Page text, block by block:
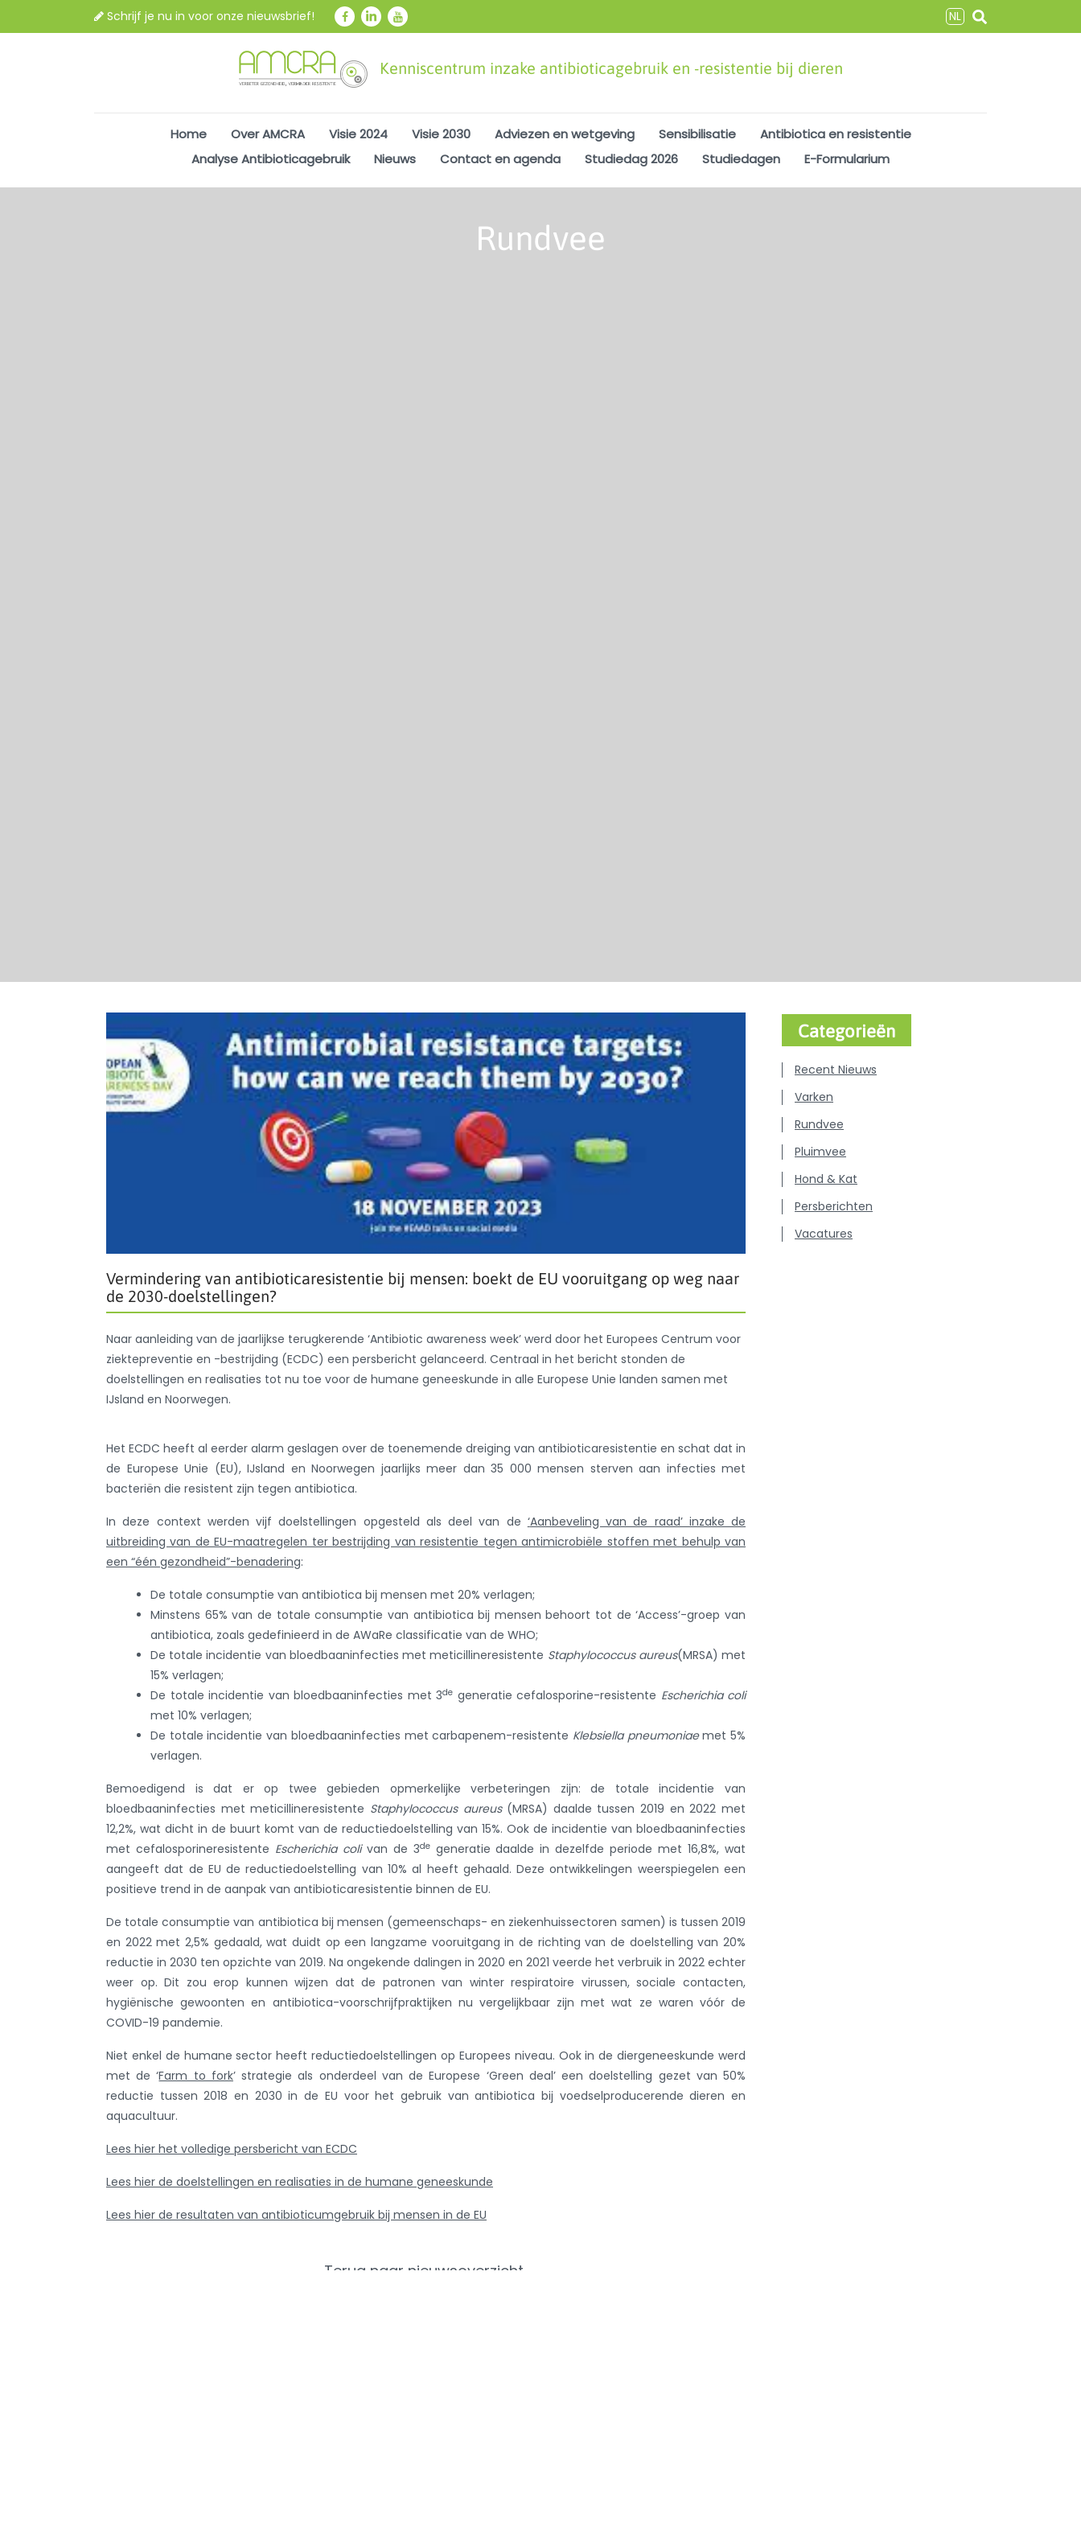
Schrijf je nu in voor onze nieuwsbrief! NL
Kenniscentrum inzake antibioticagebruik en -resistentie bij dieren
Home Over AMCRA Visie 2024 Visie 2030 Adviezen en wetgeving Sensibilisatie
Antibiotica en resistentie
Analyse Antibioticagebruik
Nieuws Contact en agenda Studiedag 2026 Studiedagen E-Formularium
Rundvee
Vermindering van antibioticaresistentie bij mensen: boekt de EU vooruitgang op weg naar
de 2030-doelstellingen?
Naar aanleiding van de jaarlijkse terugkerende ‘Antibiotic awareness week’ werd door het Europees Centrum voor
ziektepreventie en -bestrijding (ECDC) een persbericht gelanceerd. Centraal in het bericht stonden de
doelstellingen en realisaties tot nu toe voor de humane geneeskunde in alle Europese Unie landen samen met
IJsland en Noorwegen.
Het ECDC heeft al eerder alarm geslagen over de toenemende dreiging van antibioticaresistentie en schat dat in
de Europese Unie (EU), IJsland en Noorwegen jaarlijks meer dan 35 000 mensen sterven aan infecties met
bacteriën die resistent zijn tegen antibiotica.
In deze context werden vijf doelstellingen opgesteld als deel van de ‘Aanbeveling van de raad’ inzake de
uitbreiding van de EU-maatregelen ter bestrijding van resistentie tegen antimicrobiële stoffen met behulp van
een “één gezondheid”-benadering:
De totale consumptie van antibiotica bij mensen met 20% verlagen;
Minstens 65% van de totale consumptie van antibiotica bij mensen behoort tot de ‘Access’-groep van
antibiotica, zoals gedefinieerd in de AWaRe classificatie van de WHO;
De totale incidentie van bloedbaaninfecties met meticillineresistente Staphylococcus aureus(MRSA) met
15% verlagen;
De totale incidentie van bloedbaaninfecties met 3de generatie cefalosporine-resistente Escherichia coli
met 10% verlagen;
De totale incidentie van bloedbaaninfecties met carbapenem-resistente Klebsiella pneumoniaemet 5%
verlagen.
Bemoedigend is dat er op twee gebieden opmerkelijke verbeteringen zijn: de totale incidentie van
bloedbaaninfecties met meticillineresistente Staphylococcus aureus(MRSA) daalde tussen 2019 en 2022 met
12,2%, wat dicht in de buurt komt van de reductiedoelstelling van 15%. Ook de incidentie van bloedbaaninfecties
met cefalosporineresistente Escherichia colivan de 3degeneratie daalde in dezelfde periode met 16,8%, wat
aangeeft dat de EU de reductiedoelstelling van 10% al heeft gehaald. Deze ontwikkelingen weerspiegelen een
positieve trend in de aanpak van antibioticaresistentie binnen de EU.
De totale consumptie van antibiotica bij mensen (gemeenschaps- en ziekenhuissectoren samen) is tussen 2019
en 2022 met 2,5% gedaald, wat duidt op een langzame vooruitgang in de richting van de doelstelling van 20%
reductie in 2030 ten opzichte van 2019. Na ongekende dalingen in 2020 en 2021 veerde het verbruik in 2022 echter
weer op. Dit zou erop kunnen wijzen dat de patronen van winter respiratoire virussen, sociale contacten,
hygiënische gewoonten en antibiotica-voorschrijfpraktijken nu vergelijkbaar zijn met wat ze waren vóór de
COVID-19 pandemie.
Niet enkel de humane sector heeft reductiedoelstellingen op Europees niveau. Ook in de diergeneeskunde werd
met de ‘Farm to fork’ strategie als onderdeel van de Europese ‘Green deal’ een doelstelling gezet van 50%
reductie tussen 2018 en 2030 in de EU voor het gebruik van antibiotica bij voedselproducerende dieren en
aquacultuur.
Lees hier het volledige persbericht van ECDC
Lees hier de doelstellingen en realisaties in de humane geneeskunde
Lees hier de resultaten van antibioticumgebruik bij mensen in de EU
Terug naar nieuwsoverzicht
Categorieën
Recent Nieuws
Varken
Rundvee
Pluimvee
Hond & Kat
Persberichten
Vacatures